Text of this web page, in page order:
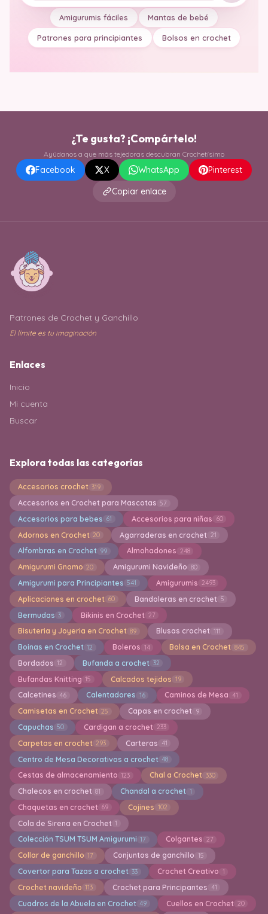
Amigurumis fáciles Mantas de bebé
Patrones para principiantes Bolsos en crochet
¿Te gusta? ¡Compártelo!
Ayúdanos a que más tejedoras descubran Crochetísimo
Facebook X WhatsApp
Pinterest
Copiar enlace
Patrones de Crochet y Ganchillo
El límite es tu imaginación
Enlaces
Inicio
Mi cuenta
Buscar
Explora todas las categorías
Accesorios crochet 319
Accesorios en Crochet para Mascotas 57
Accesorios para bebes 61 Accesorios para niñas 60
Adornos en Crochet 20 Agarraderas en crochet 21
Alfombras en Crochet 99 Almohadones 248
Amigurumi Gnomo 20 Amigurumi Navideño 80
Amigurumi para Principiantes 541 Amigurumis 2493
Aplicaciones en crochet 60 Bandoleras en crochet 5
Bermudas 3 Bikinis en Crochet 27
Bisuteria y Joyeria en Crochet 89 Blusas crochet 111
Boinas en Crochet 12 Boleros 14 Bolsa en Crochet 845
Bordados 12 Bufanda a crochet 32
Bufandas Knitting 15 Calcados tejidos 19
Calcetines 46 Calentadores 16 Caminos de Mesa 41
Camisetas en Crochet 25 Capas en crochet 9
Capuchas 50 Cardigan a crochet 233
Carpetas en crochet 293 Carteras 41
Centro de Mesa Decorativos a crochet 48
Cestas de almacenamiento 123 Chal a Crochet 330
Chalecos en crochet 81 Chandal a crochet 1
Chaquetas en crochet 69 Cojines 102
Cola de Sirena en Crochet 1
Colección TSUM TSUM Amigurumi 17 Colgantes 27
Collar de ganchillo 17 Conjuntos de ganchillo 15
Covertor para Tazas a crochet 33 Crochet Creativo 1
Crochet navideño 113 Crochet para Principantes 41
Cuadros de la Abuela en Crochet 49 Cuellos en Crochet 20